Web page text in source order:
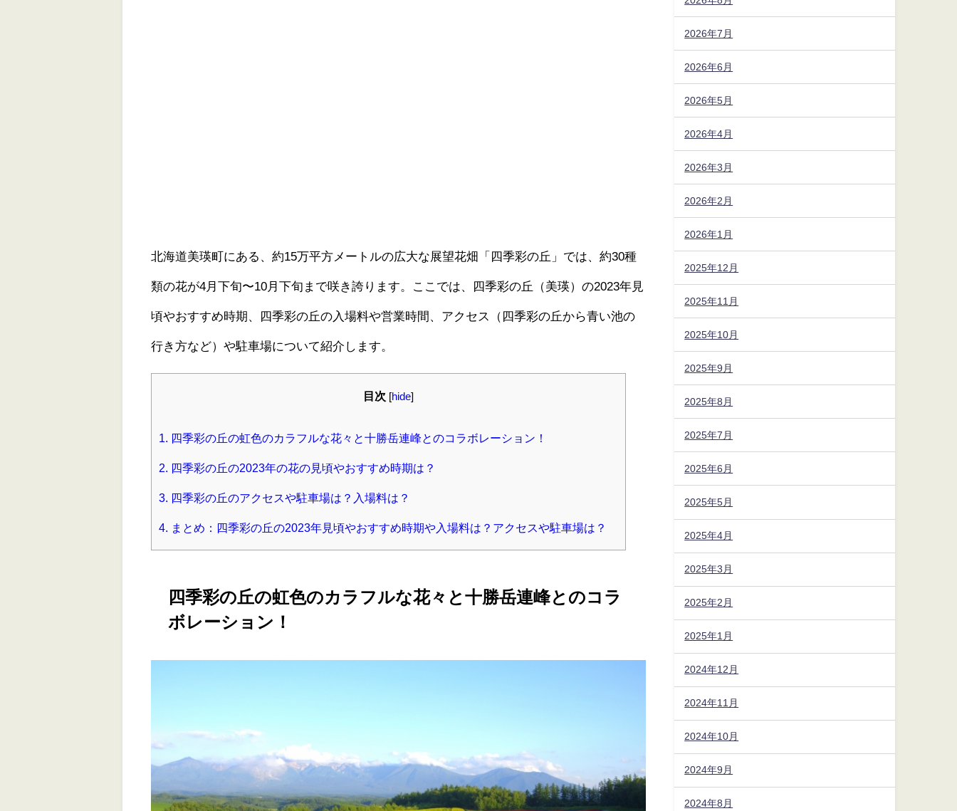
北海道美瑛町にある、約15万平方メートルの広大な展望花畑「四季彩の丘」では、約30種
類の花が4月下旬〜10月下旬まで咲き誇ります。ここでは、四季彩の丘（美瑛）の2023年見
頃やおすすめ時期、四季彩の丘の入場料や営業時間、アクセス（四季彩の丘から青い池の
行き方など）や駐車場について紹介します。
目次 hide
1. 四季彩の丘の虹色のカラフルな花々と十勝岳連峰とのコラボレーション！
2. 四季彩の丘の2023年の花の見頃やおすすめ時期は？
3. 四季彩の丘のアクセスや駐車場は？入場料は？
4. まとめ：四季彩の丘の2023年見頃やおすすめ時期や入場料は？アクセスや駐車場は？
四季彩の丘の虹色のカラフルな花々と十勝岳連峰とのコラ
ボレーション！
2026年7月
2026年6月
2026年5月
2026年4月
2026年3月
2026年2月
2026年1月
2025年12月
2025年11月
2025年10月
2025年9月
2025年8月
2025年7月
2025年6月
2025年5月
2025年4月
2025年3月
2025年2月
2025年1月
2024年12月
2024年11月
2024年10月
2024年9月
2024年8月